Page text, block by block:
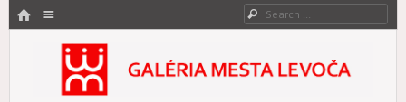
HOME Search